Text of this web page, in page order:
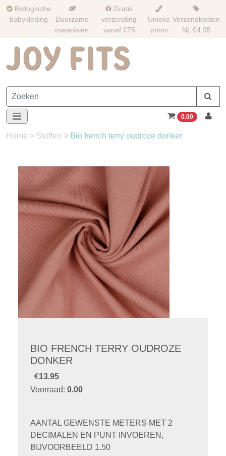
Biologische
babykleding
Duurzame
materialen
Gratis
verzending
vanaf €75
Unieke
prints
Verzendkosten
NL €4,95
0.00
Home > Stoffen > Bio french terry oudroze donker
BIO FRENCH TERRY OUDROZE
DONKER
€13.95
Voorraad: 0.00
AANTAL GEWENSTE METERS MET 2
DECIMALEN EN PUNT INVOEREN,
BIJVOORBEELD 1.50